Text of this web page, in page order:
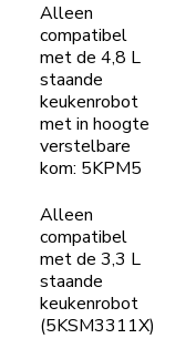
Alleen
compatibel
met de 4,8 L
staande
keukenrobot
met in hoogte
verstelbare
kom: 5KPM5
Alleen
compatibel
met de 3,3 L
staande
keukenrobot
(5KSM3311X)